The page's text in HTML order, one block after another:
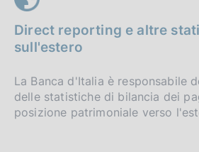
Direct reporting e altre
sull'estero
La Banca d'Italia è responsabile
delle statistiche di bilancia dei
posizione patrimoniale verso